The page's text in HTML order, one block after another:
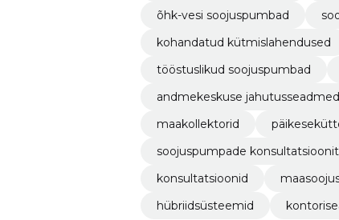
õhk-vesi soojuspumbad
kohandatud kütmislahendused
tööstuslikud soojuspumbad
andmekeskuse jahutusseadmed
maakollektorid
soojuspumpade
konsultatsioonid
hübriidsüsteemid